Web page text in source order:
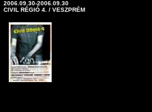
2006.09.30-2006.09.30
CIVIL RÉGIÓ 4. / VESZPRÉM